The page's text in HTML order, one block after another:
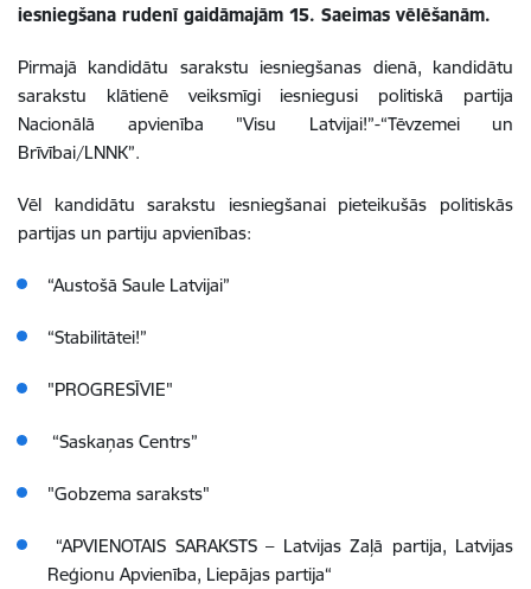
iesniegšana rudenī gaidāmajām 15. Saeimas vēlēšanām.
Pirmajā kandidātu sarakstu iesniegšanas dienā, kandidātu
sarakstu klātienē veiksmīgi iesniegusi politiskā partija
Nacionālā apvienība "Visu Latvijai!”-“Tēvzemei un
Brīvībai/LNNK”.
Vēl kandidātu sarakstu iesniegšanai pieteikušās politiskās
partijas un partiju apvienības:
“Austošā Saule Latvijai”
“Stabilitātei!”
"PROGRESĪVIE"
“Saskaņas Centrs”
"Gobzema saraksts"
“APVIENOTAIS SARAKSTS – Latvijas Zaļā partija, Latvijas
Reģionu Apvienība, Liepājas partija“